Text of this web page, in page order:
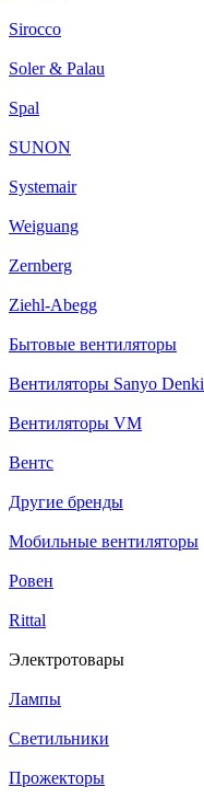
Sirocco
Soler & Palau
Spal
SUNON
Systemair
Weiguang
Zernberg
Ziehl-Abegg
Бытовые вентиляторы
Вентиляторы Sanyo Denki
Вентиляторы VM
Вентс
Другие бренды
Мобильные вентиляторы
Ровен
Rittal
Электротовары
Лампы
Светильники
Прожекторы